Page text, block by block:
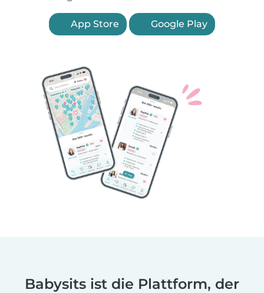
App Store Google Play
Babysits ist die Plattform, der